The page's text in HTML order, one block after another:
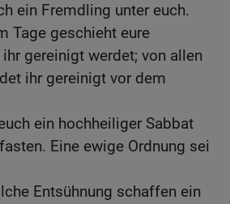
ein Fremdling unter euch.
Tage geschieht eure
gereinigt werdet; von allen
ihr gereinigt vor dem
ein hochheiliger Sabbat
Eine ewige Ordnung sei
Entsühnung schaffen ein